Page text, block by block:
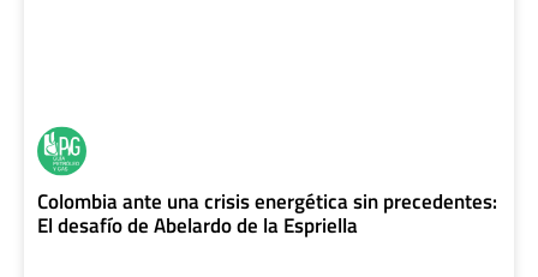
Colombia ante una crisis energética sin precedentes:
El desafío de Abelardo de la Espriella